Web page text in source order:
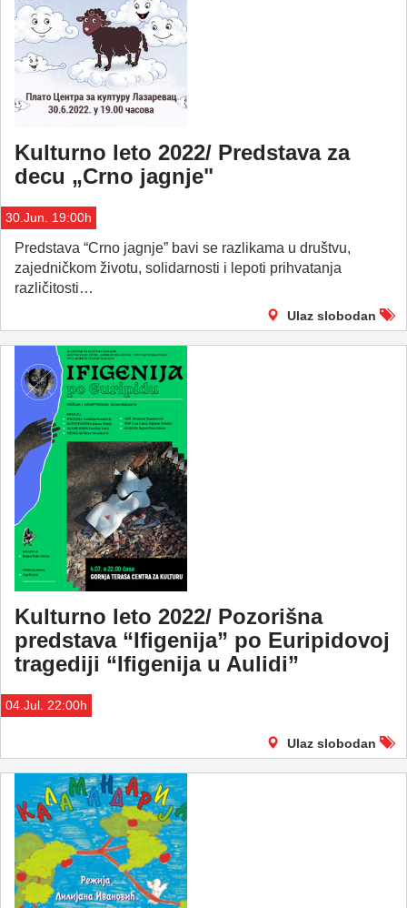
Kulturno leto 2022/ Predstava za
decu „Crno jagnje"
30.Jun. 19:00h
Predstava “Crno jagnje” bavi se razlikama u društvu,
zajedničkom životu, solidarnosti i lepoti prihvatanja
različitosti…
Ulaz slobodan
Kulturno leto 2022/ Pozorišna
predstava “Ifigenija” po Euripidovoj
tragediji “Ifigenija u Aulidi”
04.Jul. 22:00h
Ulaz slobodan